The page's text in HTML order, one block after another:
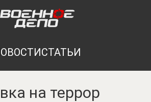
СТАТЬИ
на террор